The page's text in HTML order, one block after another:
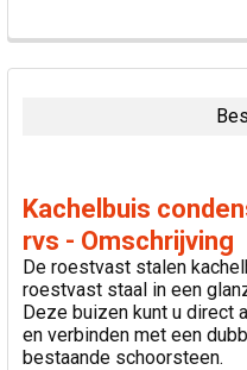
VAAK
SAMEN
VOEG
GESELECTEERDE
TOE AAN
WINKELWAGEN
Kachelbuis
rvs - Omschrijving
De roestvast stalen
roestvast staal in een
Deze buizen kunt u direct
en verbinden met een
bestaande schoorsteen.